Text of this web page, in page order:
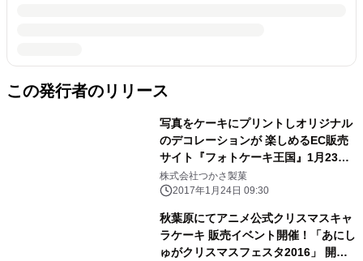
この発行者のリリース
写真をケーキにプリントしオリジナル
のデコレーションが 楽しめるEC販売
サイト『フォトケーキ王国』1月23日
開始
株式会社つかさ製菓
2017年1月24日 09:30
秋葉原にてアニメ公式クリスマスキャ
ラケーキ 販売イベント開催！「あにし
ゅがクリスマスフェスタ2016」 開催